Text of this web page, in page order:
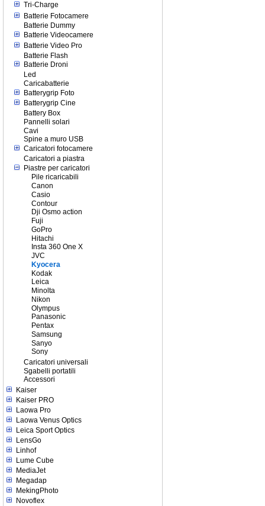
Tri-Charge
Batterie Fotocamere
Batterie Dummy
Batterie Videocamere
Batterie Video Pro
Batterie Flash
Batterie Droni
Led
Caricabatterie
Batterygrip Foto
Batterygrip Cine
Battery Box
Pannelli solari
Cavi
Spine a muro USB
Caricatori fotocamere
Caricatori a piastra
Piastre per caricatori
Pile ricaricabili
Canon
Casio
Contour
Dji Osmo action
Fuji
GoPro
Hitachi
Insta 360 One X
JVC
Kyocera
Kodak
Leica
Minolta
Nikon
Olympus
Panasonic
Pentax
Samsung
Sanyo
Sony
Caricatori universali
Sgabelli portatili
Accessori
Kaiser
Kaiser PRO
Laowa Pro
Laowa Venus Optics
Leica Sport Optics
LensGo
Linhof
Lume Cube
MediaJet
Megadap
MekingPhoto
Novoflex